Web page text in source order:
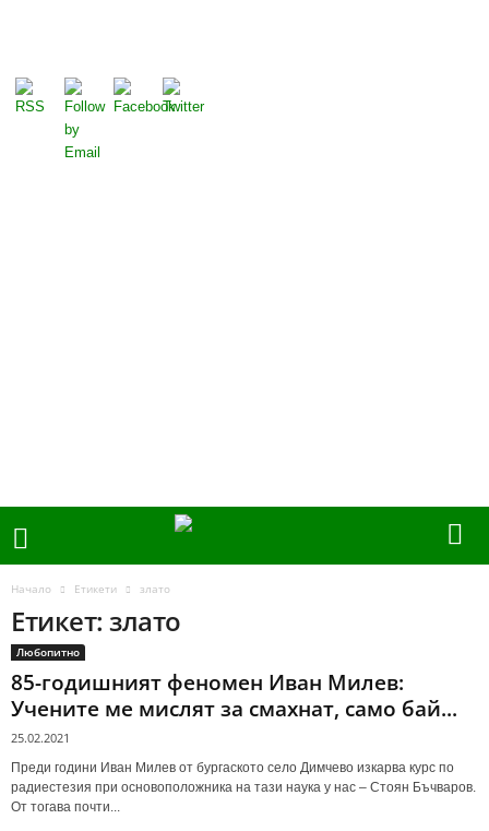
Начало Етикети злато
Етикет: злато
Любопитно
85-годишният феномен Иван Милев:
Учените ме мислят за смахнат, само бай...
25.02.2021
Преди години Иван Милев от бургаското село Димчево изкарва курс по
радиестезия при основоположника на тази наука у нас – Стоян Бъчваров.
От тогава почти...